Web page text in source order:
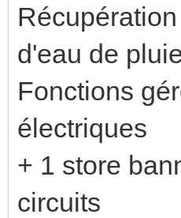
Récupération
d'eau de
Fonctions
électriques
+ 1 store
circuits